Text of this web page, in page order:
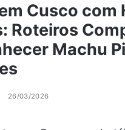
Cusco com
Roteiros
Machu
26/03/2026